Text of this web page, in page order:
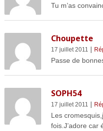
Tu m’as
Choupette
17 juillet 2011 |
Passe de
SOPH54
17 juillet 2011 |
Les
fois.J’adore car